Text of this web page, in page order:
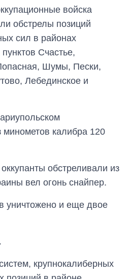
войска
обстрелы позиций
сил в районах
Счастье,
Шумы, Пески,
Лебединское и
минометов калибра 120
обстреливали из
вел огонь снайпер.
уничтожено и еще двое
крупнокалиберных
От 1 месяца – до 5
лет: кто и как долго
занимал
должность
руководителя СВР